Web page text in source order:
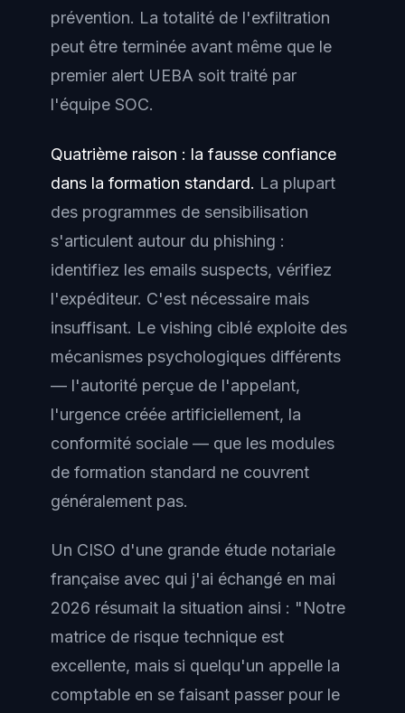
prévention. La totalité de l'exfiltration
peut être terminée avant même que le
premier alert UEBA soit traité par
l'équipe SOC.
Quatrième raison : la fausse confiance
dans la formation standard. La plupart
des programmes de sensibilisation
s'articulent autour du phishing :
identifiez les emails suspects, vérifiez
l'expéditeur. C'est nécessaire mais
insuffisant. Le vishing ciblé exploite des
mécanismes psychologiques différents
— l'autorité perçue de l'appelant,
l'urgence créée artificiellement, la
conformité sociale — que les modules
de formation standard ne couvrent
généralement pas.
Un CISO d'une grande étude notariale
française avec qui j'ai échangé en mai
2026 résumait la situation ainsi : "Notre
matrice de risque technique est
excellente, mais si quelqu'un appelle la
comptable en se faisant passer pour le